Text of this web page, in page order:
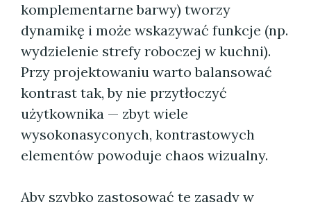
komplementarne barwy) tworzy
dynamikę i może wskazywać funkcje (np.
wydzielenie strefy roboczej w kuchni).
Przy projektowaniu warto balansować
kontrast tak, by nie przytłoczyć
użytkownika — zbyt wiele
wysokonasyconych, kontrastowych
elementów powoduje chaos wizualny.
Aby szybko zastosować te zasady w